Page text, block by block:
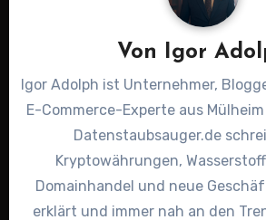
Von Igor
Igor Adolph ist Unternehmer,
E-Commerce-Experte aus
Datenstaubsauger.de
Kryptowährungen,
Domainhandel und neue
erklärt und immer nah an den